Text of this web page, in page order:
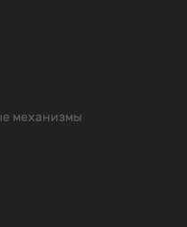
механизмы